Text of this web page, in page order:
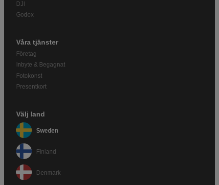
DJI
Godox
Våra tjänster
Företag
Inbyte & Begagnat
Fotokonst
Presentkort
Välj land
Sweden
Finland
Denmark